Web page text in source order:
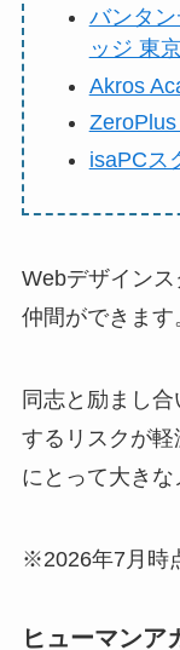
バンタ
ッジ 東
Akros
isaPCス
Webデザイン
仲間ができます
同志と励まし
するリスクが
にとって大きな
※2026年7月時
ヒューマンア